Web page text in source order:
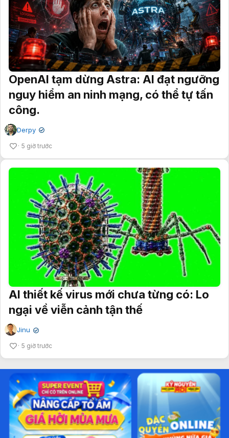
OpenAI tạm dừng Astra: AI đạt ngưỡng
nguy hiểm an ninh mạng, có thể tự tấn
công.
Derpy ✔
5 giờ trước
AI thiết kế virus mới chưa từng có: Lo
ngại về viễn cảnh tận thế
Jinu ✔
5 giờ trước